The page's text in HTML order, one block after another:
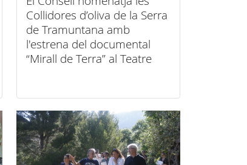
Collidores d’oliva de la Serra
de Tramuntana amb
l'estrena del documental
“Mirall de Terra” al Teatre